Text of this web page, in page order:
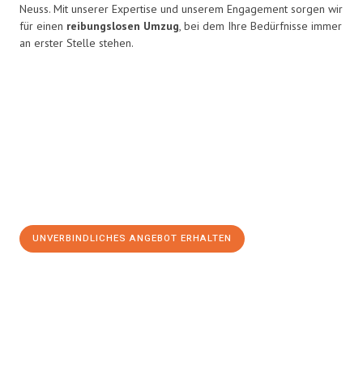
Neuss. Mit unserer Expertise und unserem Engagement sorgen wir
für einen reibungslosen Umzug, bei dem Ihre Bedürfnisse immer
an erster Stelle stehen.
UNVERBINDLICHES ANGEBOT ERHALTEN